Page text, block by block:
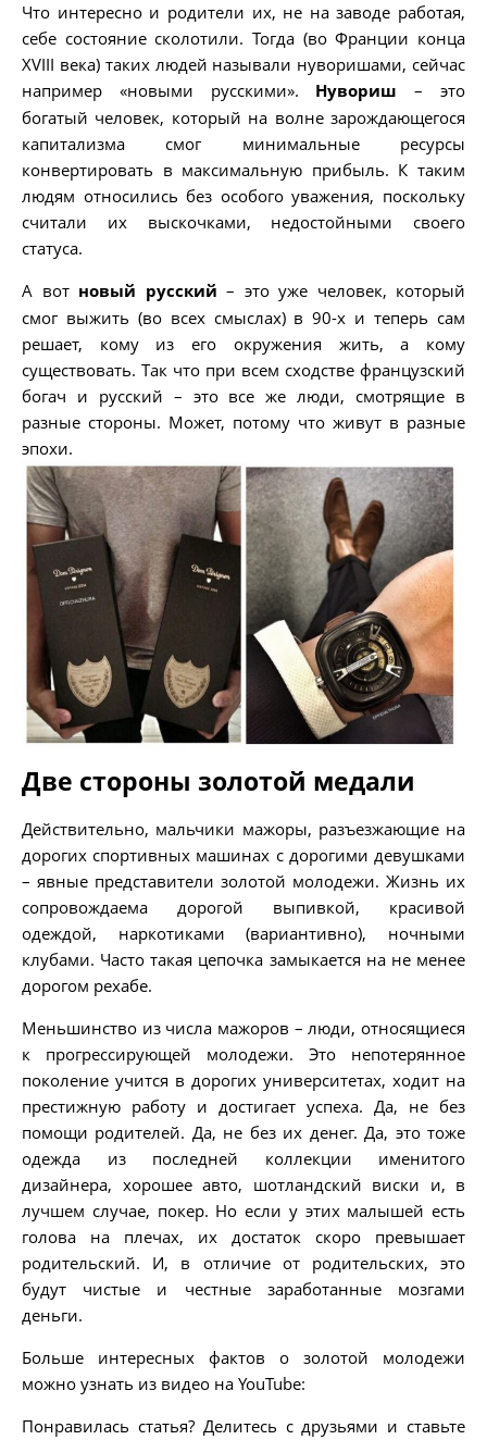
Что интересно и родители их, не на заводе работая,
себе состояние сколотили. Тогда (во Франции конца
XVIII века) таких людей называли нуворишами, сейчас
например «новыми русскими». Нувориш – это
богатый человек, который на волне зарождающегося
капитализма смог минимальные ресурсы
конвертировать в максимальную прибыль. К таким
людям относились без особого уважения, поскольку
считали их выскочками, недостойными своего
статуса.
А вот новый русский – это уже человек, который
смог выжить (во всех смыслах) в 90-х и теперь сам
решает, кому из его окружения жить, а кому
существовать. Так что при всем сходстве французский
богач и русский – это все же люди, смотрящие в
разные стороны. Может, потому что живут в разные
эпохи.
Две стороны золотой медали
Действительно, мальчики мажоры, разъезжающие на
дорогих спортивных машинах с дорогими девушками
– явные представители золотой молодежи. Жизнь их
сопровождаема дорогой выпивкой, красивой
одеждой, наркотиками (вариантивно), ночными
клубами. Часто такая цепочка замыкается на не менее
дорогом рехабе.
Меньшинство из числа мажоров – люди, относящиеся
к прогрессирующей молодежи. Это непотерянное
поколение учится в дорогих университетах, ходит на
престижную работу и достигает успеха. Да, не без
помощи родителей. Да, не без их денег. Да, это тоже
одежда из последней коллекции именитого
дизайнера, хорошее авто, шотландский виски и, в
лучшем случае, покер. Но если у этих малышей есть
голова на плечах, их достаток скоро превышает
родительский. И, в отличие от родительских, это
будут чистые и честные заработанные мозгами
деньги.
Больше интересных фактов о золотой молодежи
можно узнать из видео на YouTube:
Понравилась статья? Делитесь с друзьями и ставьте